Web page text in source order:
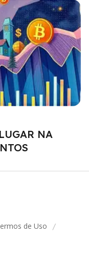
NA
de Uso /